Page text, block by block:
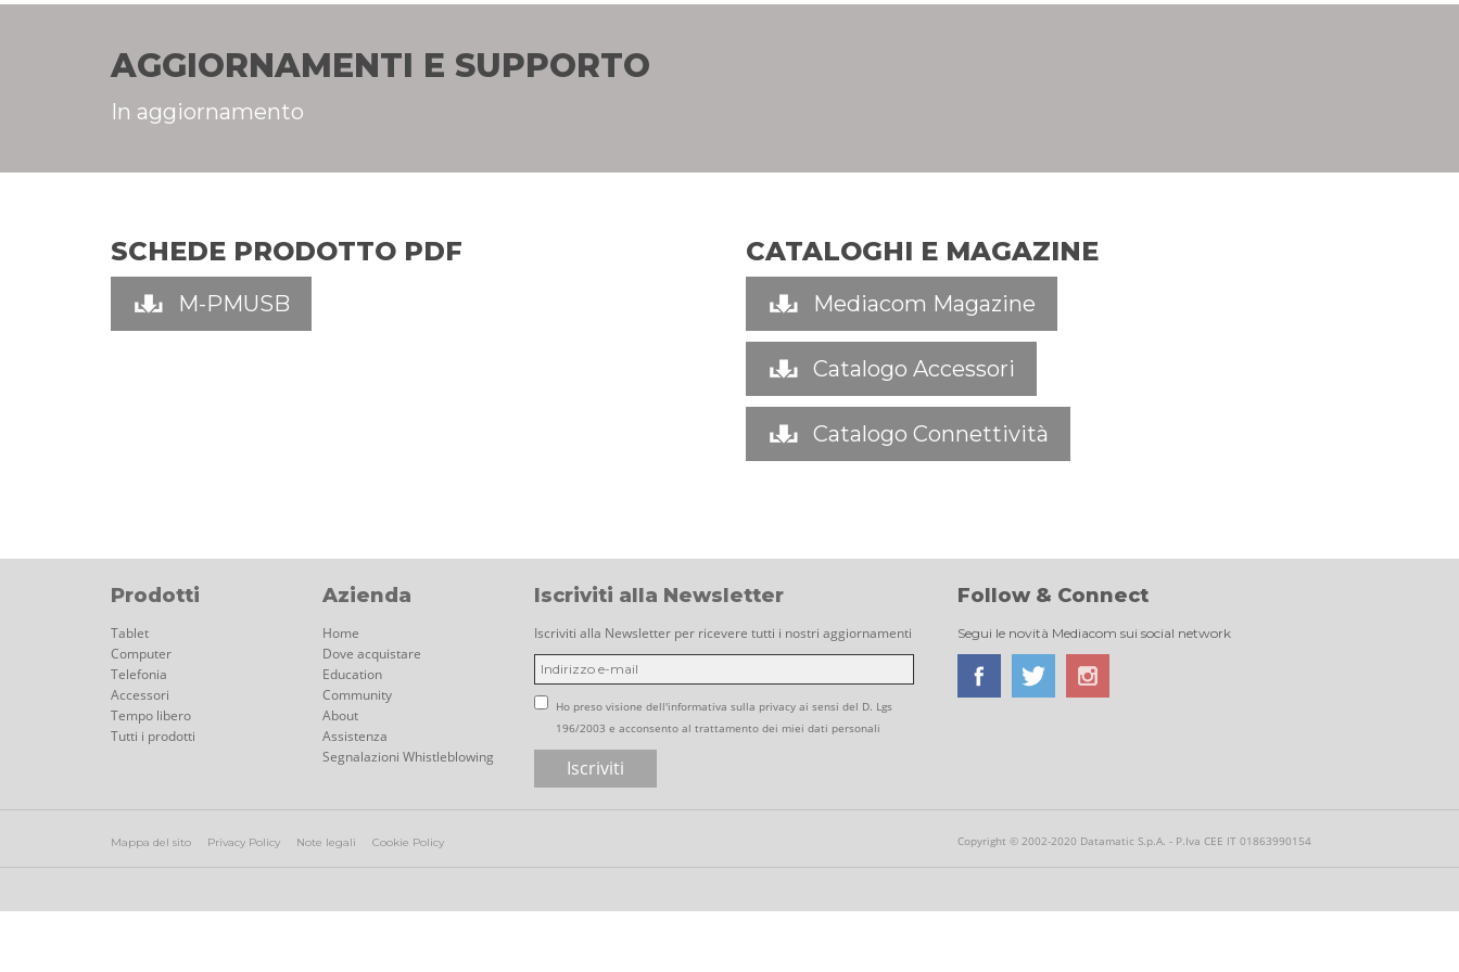
AGGIORNAMENTI E SUPPORTO
In aggiornamento
SCHEDE PRODOTTO PDF
M-PMUSB
CATALOGHI E MAGAZINE
Mediacom Magazine
Catalogo Accessori
Catalogo Connettività
Prodotti
Tablet
Computer
Telefonia
Accessori
Tempo libero
Tutti i prodotti
Azienda
Home
Dove acquistare
Education
Community
About
Assistenza
Segnalazioni Whistleblowing
Iscriviti alla Newsletter
Iscriviti alla Newsletter per ricevere tutti i nostri aggiornamenti
Ho preso visione dell'informativa sulla privacy ai sensi del D. Lgs
196/2003 e acconsento al trattamento dei miei dati personali
Follow & Connect
Segui le novità Mediacom sui social network
Mappa del sito Privacy Policy Note legali Cookie Policy Copyright © 2002-2020 Datamatic S.p.A. - P.Iva CEE IT 01863990154